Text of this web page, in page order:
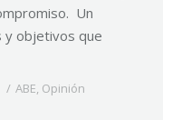
Un
y objetivos que
ABE, Opinión